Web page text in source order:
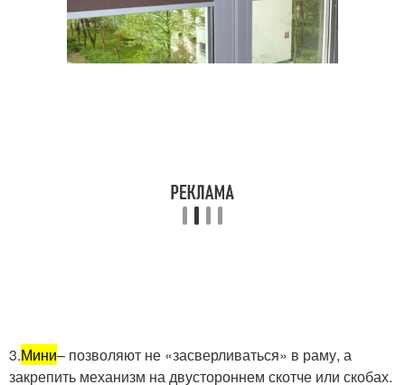
3.Мини– позволяют не «засверливаться» в раму, а
закрепить механизм на двустороннем скотче или скобах.